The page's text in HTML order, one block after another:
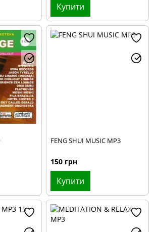
Купити
FENG SHUI MUSIC MP3
150 грн
Купити